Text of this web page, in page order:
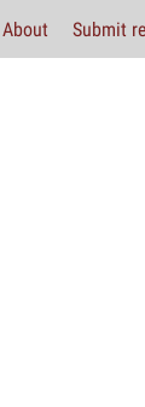
About Submit